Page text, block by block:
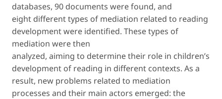
databases, 90 documents were found, and
eight different types of mediation related to reading
development were identified. These types of
mediation were then
analyzed, aiming to determine their role in children’s
development of reading in different contexts. As a
result, new problems related to mediation
processes and their main actors emerged: the